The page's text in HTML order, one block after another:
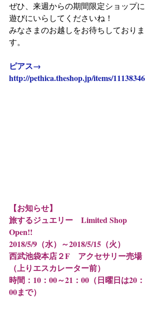
ぜひ、来週からの期間限定ショップに
遊びにいらしてくださいね！
みなさまのお越しをお待ちしておりま
す。
ピアス→
http://pethica.theshop.jp/items/11138346
【お知らせ】
旅するジュエリー　Limited Shop
Open!!
2018/5/9（水）～2018/5/15（火）
西武池袋本店２F　アクセサリー売場
（上りエスカレーター前）
時間：10：00～21：00（日曜日は20：
00まで）